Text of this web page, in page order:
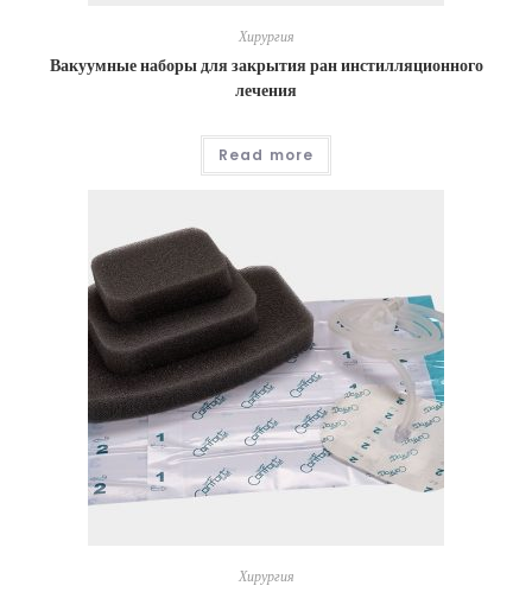
Хирургия
Вакуумные наборы для закрытия ран инстилляционного
лечения
Read more
Хирургия